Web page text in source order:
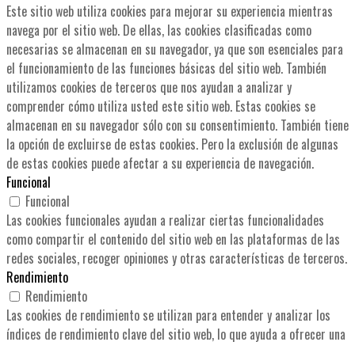
Este sitio web utiliza cookies para mejorar su experiencia mientras
navega por el sitio web. De ellas, las cookies clasificadas como
necesarias se almacenan en su navegador, ya que son esenciales para
el funcionamiento de las funciones básicas del sitio web. También
utilizamos cookies de terceros que nos ayudan a analizar y
comprender cómo utiliza usted este sitio web. Estas cookies se
almacenan en su navegador sólo con su consentimiento. También tiene
la opción de excluirse de estas cookies. Pero la exclusión de algunas
de estas cookies puede afectar a su experiencia de navegación.
Funcional
Funcional
Las cookies funcionales ayudan a realizar ciertas funcionalidades
como compartir el contenido del sitio web en las plataformas de las
redes sociales, recoger opiniones y otras características de terceros.
Rendimiento
Rendimiento
Las cookies de rendimiento se utilizan para entender y analizar los
índices de rendimiento clave del sitio web, lo que ayuda a ofrecer una